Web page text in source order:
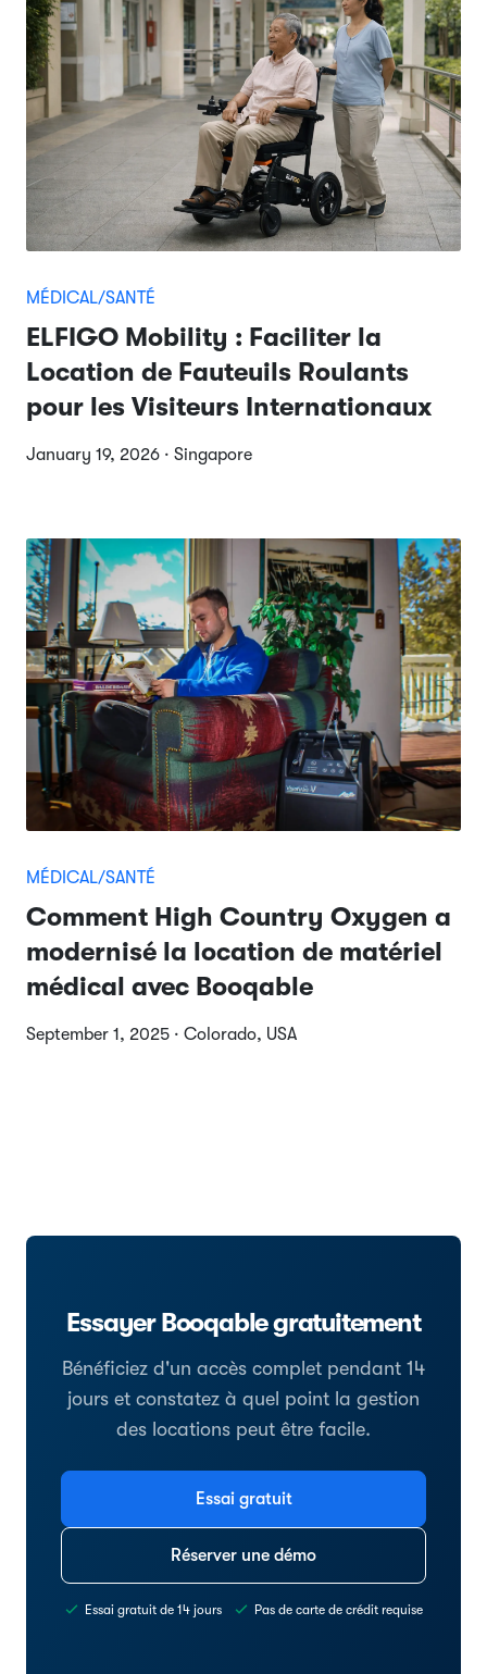
MÉDICAL/SANTÉ
ELFIGO Mobility : Faciliter la
Location de Fauteuils Roulants
pour les Visiteurs Internationaux
January 19, 2026 · Singapore
MÉDICAL/SANTÉ
Comment High Country Oxygen a
modernisé la location de matériel
médical avec Booqable
September 1, 2025 · Colorado, USA
Essayer Booqable gratuitement
Bénéficiez d'un accès complet pendant 14
jours et constatez à quel point la gestion
des locations peut être facile.
Essai gratuit
Réserver une démo
Essai gratuit de 14 jours Pas de carte de crédit requise